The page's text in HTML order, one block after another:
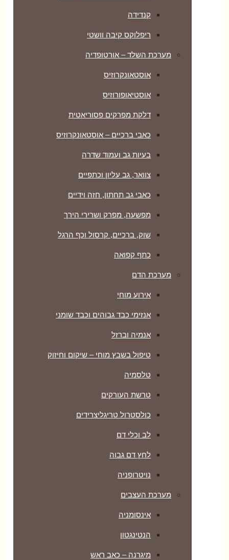
קנדידה
ריפלוקס קיבה וושטי
מערכת השלד – אורטופדיה
אוסטאונקרוזיס
אוסטיאופורוזיס
דלקת מפרקים פסוריאטית
כאבי ברכיים – אוסטאונקרוזיס
בעיות גב ועמוד שדרה
צוואר, גב עליון וכתפיים
כאבי גב תחתון, חזה וידיים
מפשעה, מפרק ושרירי הירך
שוק, ברכיים, קרסול וכף הרגל
כתף קפואה
מערכת הדם
אירוע מוחי
אנזימי כבד גבוהים וכבד שומני
אנמיה וברזל
טיפול בשבץ מוחי – שיקום וחיזוק
טלסמיה
טרשת העורקים
כולסטרול טריגליצרידים
לב וכלי דם
לחץ דם גבוה
נויטרופניה
מערכת העצבים
אינסומניה
הנטינגטון
מיגרנה – כאב ראש